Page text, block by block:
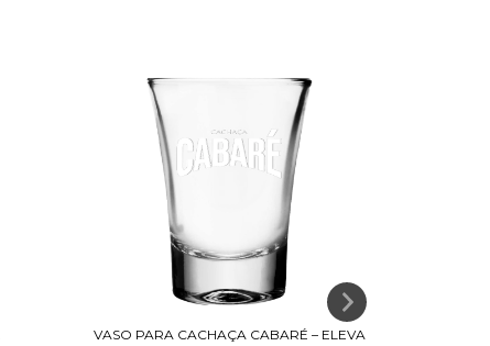
VASO PARA CACHAÇA CABARÉ – ELEVA